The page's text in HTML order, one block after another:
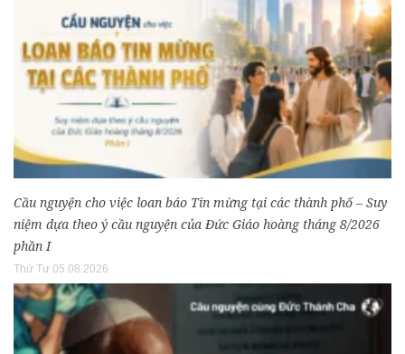
Cầu nguyện cho việc loan báo Tin mừng tại các thành phố – Suy
niệm dựa theo ý cầu nguyện của Đức Giáo hoàng tháng 8/2026
phần I
Thứ Tư 05.08.2026